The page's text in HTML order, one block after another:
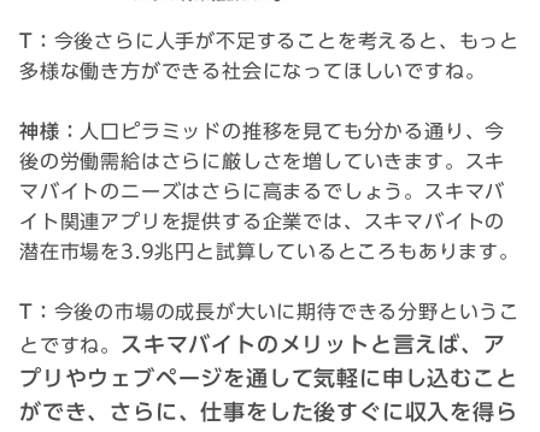
T： 今後さらに人手が不足することを考えると、もっと
多様な働き方ができる社会になってほしいですね。
神様： 人口ピラミッドの推移を見ても分かる通り、今
後の労働需給はさらに厳しさを増していきます。スキ
マバイトのニーズはさらに高まるでしょう。スキマバ
イト関連アプリを提供する企業では、スキマバイトの
潜在市場を3.9兆円と試算しているところもあります。
T： 今後の市場の成長が大いに期待できる分野というこ
とですね。
スキマバイトのメリットと言えば、ア
プリやウェブページを通して気軽に申し込むこと
ができ、さらに、仕事をした後すぐに収入を得ら